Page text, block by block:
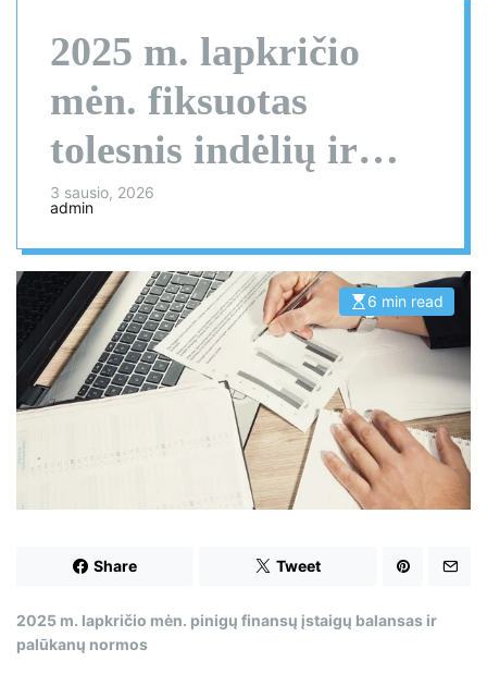
2025 m. lapkričio
mėn. fiksuotas
tolesnis indėlių ir
kreditavimo augimas
3 sausio, 2026
admin
E
s
t
e
d
r
e
a
d
t
6 min read
Share Tweet
2025 m. lapkričio mėn. pinigų finansų įstaigų balansas ir
palūkanų normos